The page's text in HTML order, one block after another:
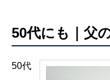
50代にも｜父
50代